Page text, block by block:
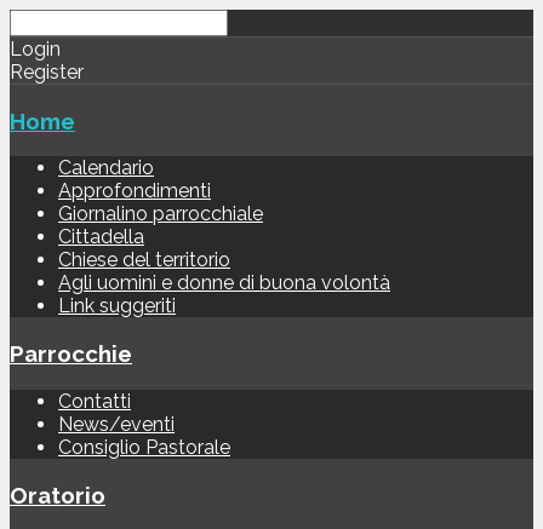
Login
Register
Home
Calendario
Approfondimenti
Giornalino parrocchiale
Cittadella
Chiese del territorio
Agli uomini e donne di buona volontà
Link suggeriti
Parrocchie
Contatti
News/eventi
Consiglio Pastorale
Oratorio